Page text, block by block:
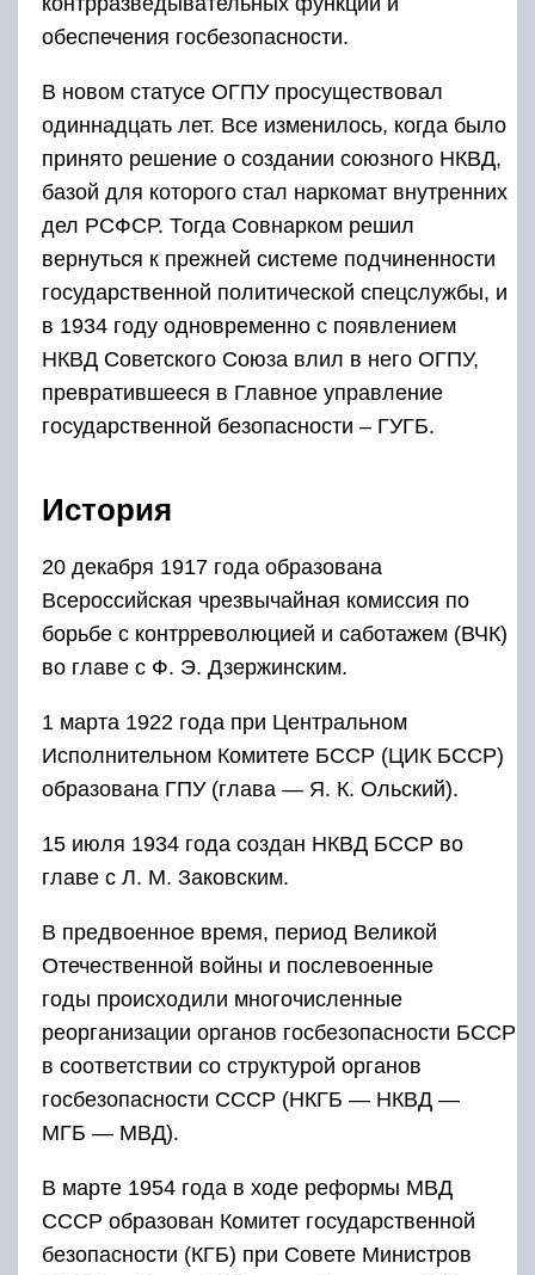
обеспечения госбезопасности.
В новом статусе ОГПУ просуществовал
одиннадцать лет. Все изменилось, когда было
принято решение о создании союзного НКВД,
базой для которого стал наркомат внутренних
дел РСФСР. Тогда Совнарком решил
вернуться к прежней системе подчиненности
государственной политической спецслужбы, и
в 1934 году одновременно с появлением
НКВД Советского Союза влил в него ОГПУ,
превратившееся в Главное управление
государственной безопасности – ГУГБ.
История
20 декабря 1917 года образована
Всероссийская чрезвычайная комиссия по
борьбе с контрреволюцией и саботажем (ВЧК)
во главе с Ф. Э. Дзержинским.
1 марта 1922 года при Центральном
Исполнительном Комитете БССР (ЦИК БССР)
образована ГПУ (глава — Я. К. Ольский).
15 июля 1934 года создан НКВД БССР во
главе с Л. М. Заковским.
В предвоенное время, период Великой
Отечественной войны и послевоенные
годы происходили многочисленные
реорганизации органов госбезопасности БССР
в соответствии со структурой органов
госбезопасности СССР (НКГБ — НКВД —
МГБ — МВД).
В марте 1954 года в ходе реформы МВД
СССР образован Комитет государственной
безопасности (КГБ) при Совете Министров